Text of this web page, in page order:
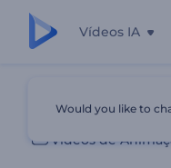
Vídeos IA
Todos os
Vídeos de
Would you like to